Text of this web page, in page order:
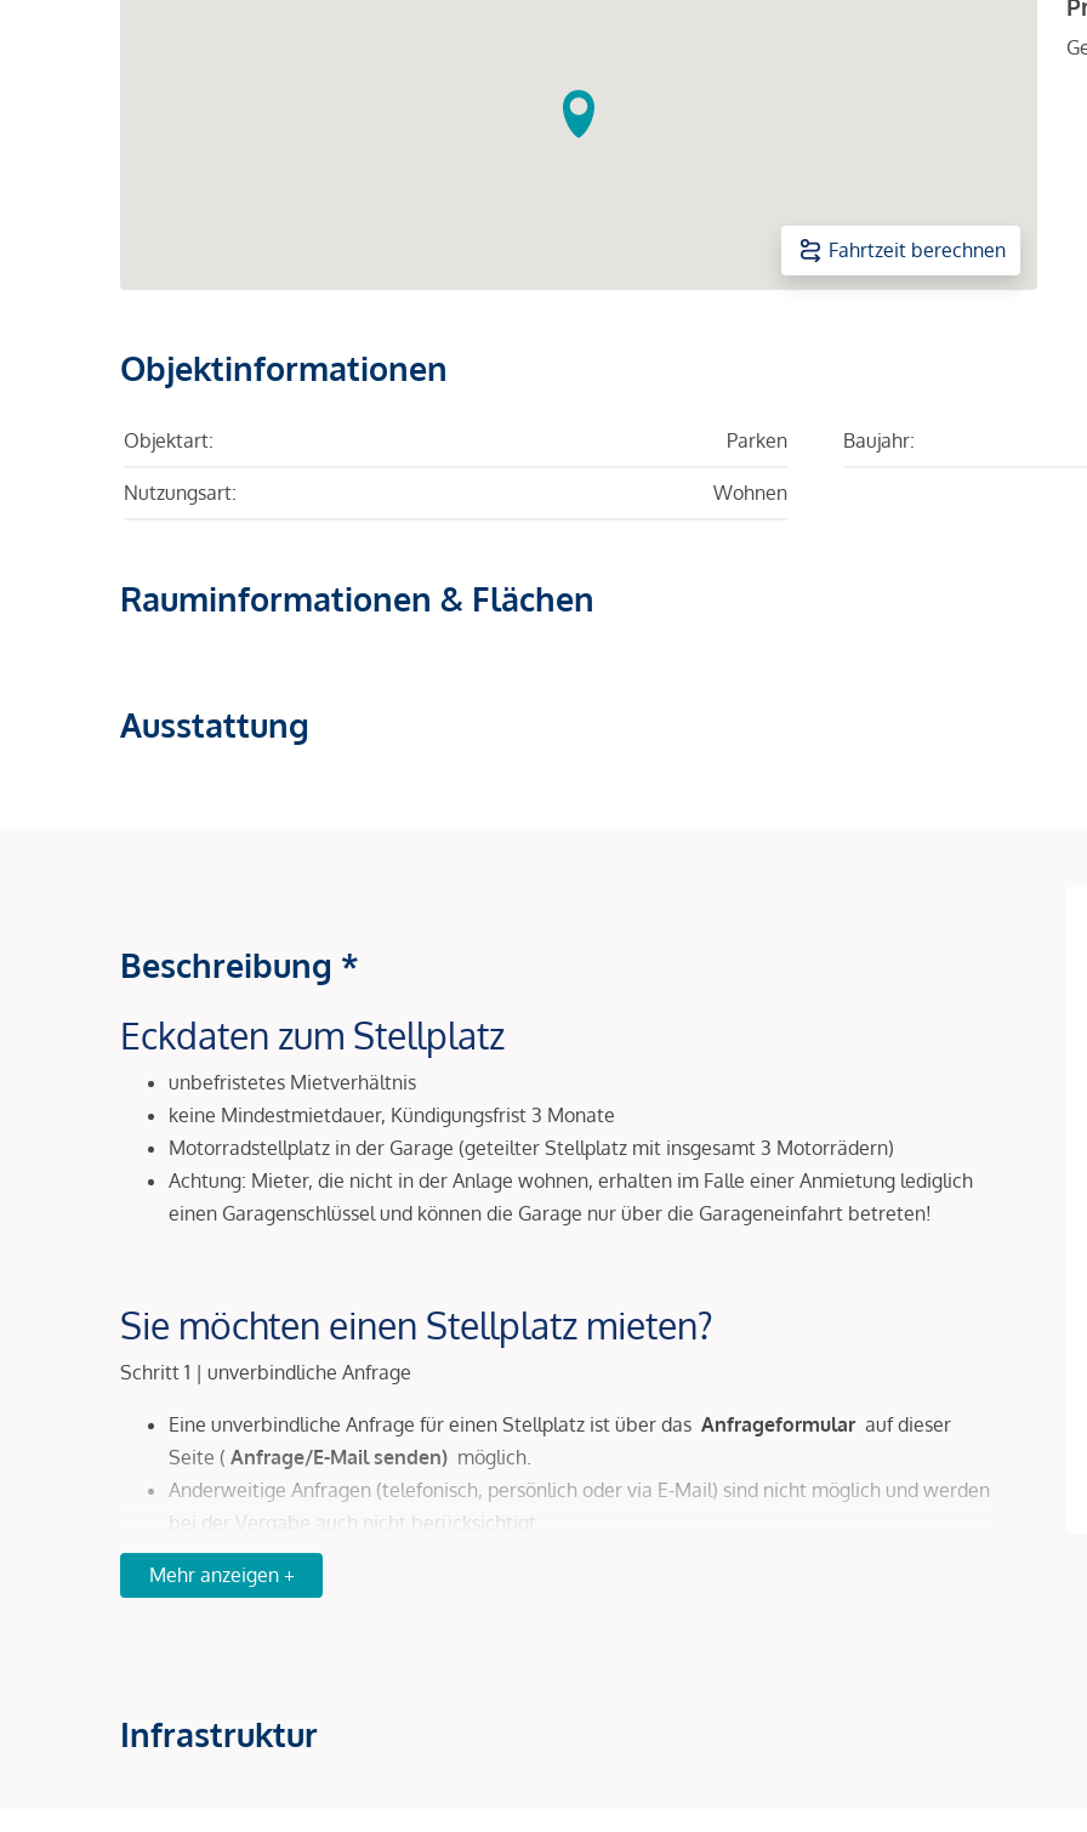
Fahrtzeit berechnen
Objektinformationen
Objektart: Parken
Nutzungsart: Wohnen
Baujahr:
Rauminformationen & Flächen
Ausstattung
Beschreibung *
Eckdaten zum Stellplatz
unbefristetes Mietverhältnis
keine Mindestmietdauer, Kündigungsfrist 3 Monate
Motorradstellplatz in der Garage (geteilter Stellplatz mit insgesamt 3 Motorrädern)
Achtung: Mieter, die nicht in der Anlage wohnen, erhalten im Falle einer Anmietung lediglich
einen Garagenschlüssel und können die Garage nur über die Garageneinfahrt betreten!
Sie möchten einen Stellplatz mieten?
Schritt 1 | unverbindliche Anfrage
Eine unverbindliche Anfrage für einen Stellplatz ist über das Anfrageformular auf dieser
Seite ( Anfrage/E-Mail senden) möglich.
Anderweitige Anfragen (telefonisch, persönlich oder via E-Mail) sind nicht möglich und werden
bei der Vergabe auch nicht berücksichtigt.
Schritt 2 | Anmietung
*Der Vertrag kommt nicht mit der INFINA Credit Broker GmbH zustande. Das Objekt wird von
Mehr anzeigen +
Infrastruktur